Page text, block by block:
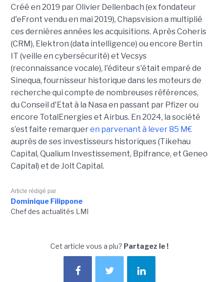
Créé en 2019 par Olivier Dellenbach (ex fondateur
d'eFront vendu en mai 2019), Chapsvision a multiplié
ces dernières années les acquisitions. Après Coheris
(CRM), Elektron (data intelligence) ou encore Bertin
IT (veille en cybersécurité) et Vecsys
(reconnaissance vocale), l'éditeur s'était emparé de
Sinequa, fournisseur historique dans les moteurs de
recherche qui compte de nombreuses références,
du Conseil d'Etat à la Nasa en passant par Pfizer ou
encore TotalEnergies et Airbus. En 2024, la société
s’est faite remarqueren parvenant à lever 85 M€
auprès de ses investisseurs historiques (Tikehau
Capital, Qualium Investissement, Bpifrance, et Geneo
Capital) et de Jolt Capital.
Article rédigé par
Dominique Filippone
Chef des actualités LMI
Cet article vous a plu? Partagez le !